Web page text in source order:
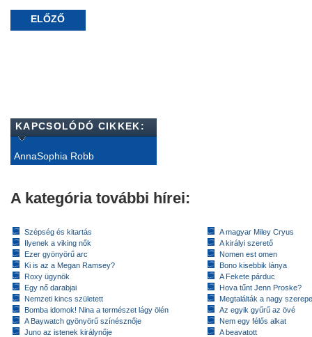
ELŐZŐ
KAPCSOLÓDÓ CIKKEK:
AnnaSophia Robb
A kategória további hírei:
Szépség és kitartás
Ilyenek a viking nők
Ezer gyönyörű arc
Ki is az a Megan Ramsey?
Roxy ügynök
Egy nő darabjai
Nemzeti kincs született
Bomba idomok! Nina a természet lágy ölén
A Baywatch gyönyörű színésznője
Juno az istenek királynője
A magyar Miley Cryus
A királyi szerető
Nomen est omen
Bono kisebbik lánya
A Fekete párduc
Hova tűnt Jenn Proske?
Megtalálták a nagy
Az egyik gyűrű az övé
Nem egy félős alkat
A beavatott